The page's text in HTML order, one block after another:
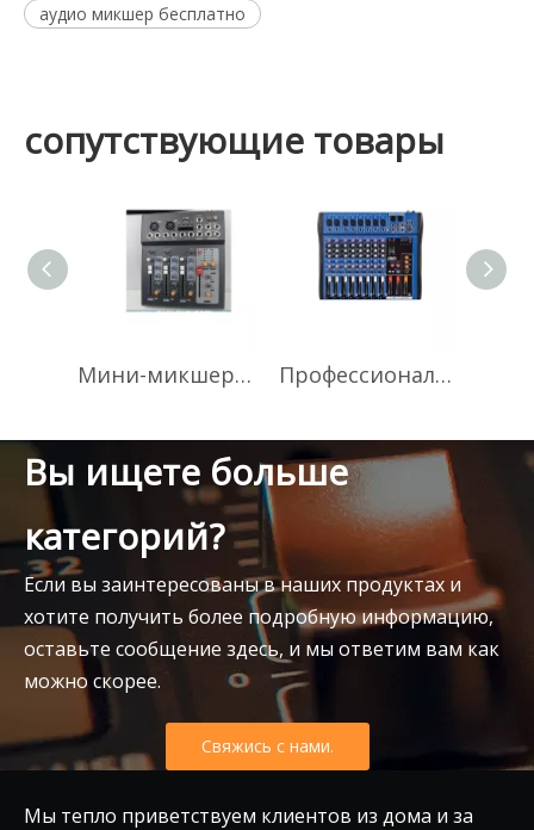
аудио микшер бесплатно
сопутствующие товары
Мини-микшер серии F4, небольшой пассивный аудиомикшер с экраном Профессиональный 8-канальный аудиомикшер CT-80S
Вы ищете больше
категорий?
Если вы заинтересованы в наших продуктах и
хотите получить более подробную информацию,
оставьте сообщение здесь, и мы ответим вам как
можно скорее.
Свяжись с нами.
Мы тепло приветствуем клиентов из дома и за